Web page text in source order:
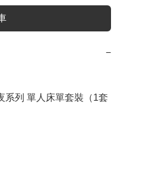
−
系列 單人床單套裝（1套